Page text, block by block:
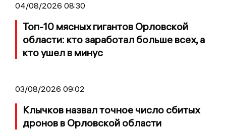
04/08/2026 08:30
Топ-10 мясных гигантов Орловской
области: кто заработал больше всех, а
кто ушел в минус
03/08/2026 09:02
Клычков назвал точное число сбитых
дронов в Орловской области